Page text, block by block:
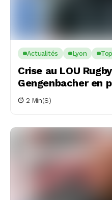
Actualités Lyon
Crise au LOU
Gengenbacher en
2 Min(s)